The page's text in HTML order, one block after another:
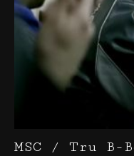
MSC / Tru B-